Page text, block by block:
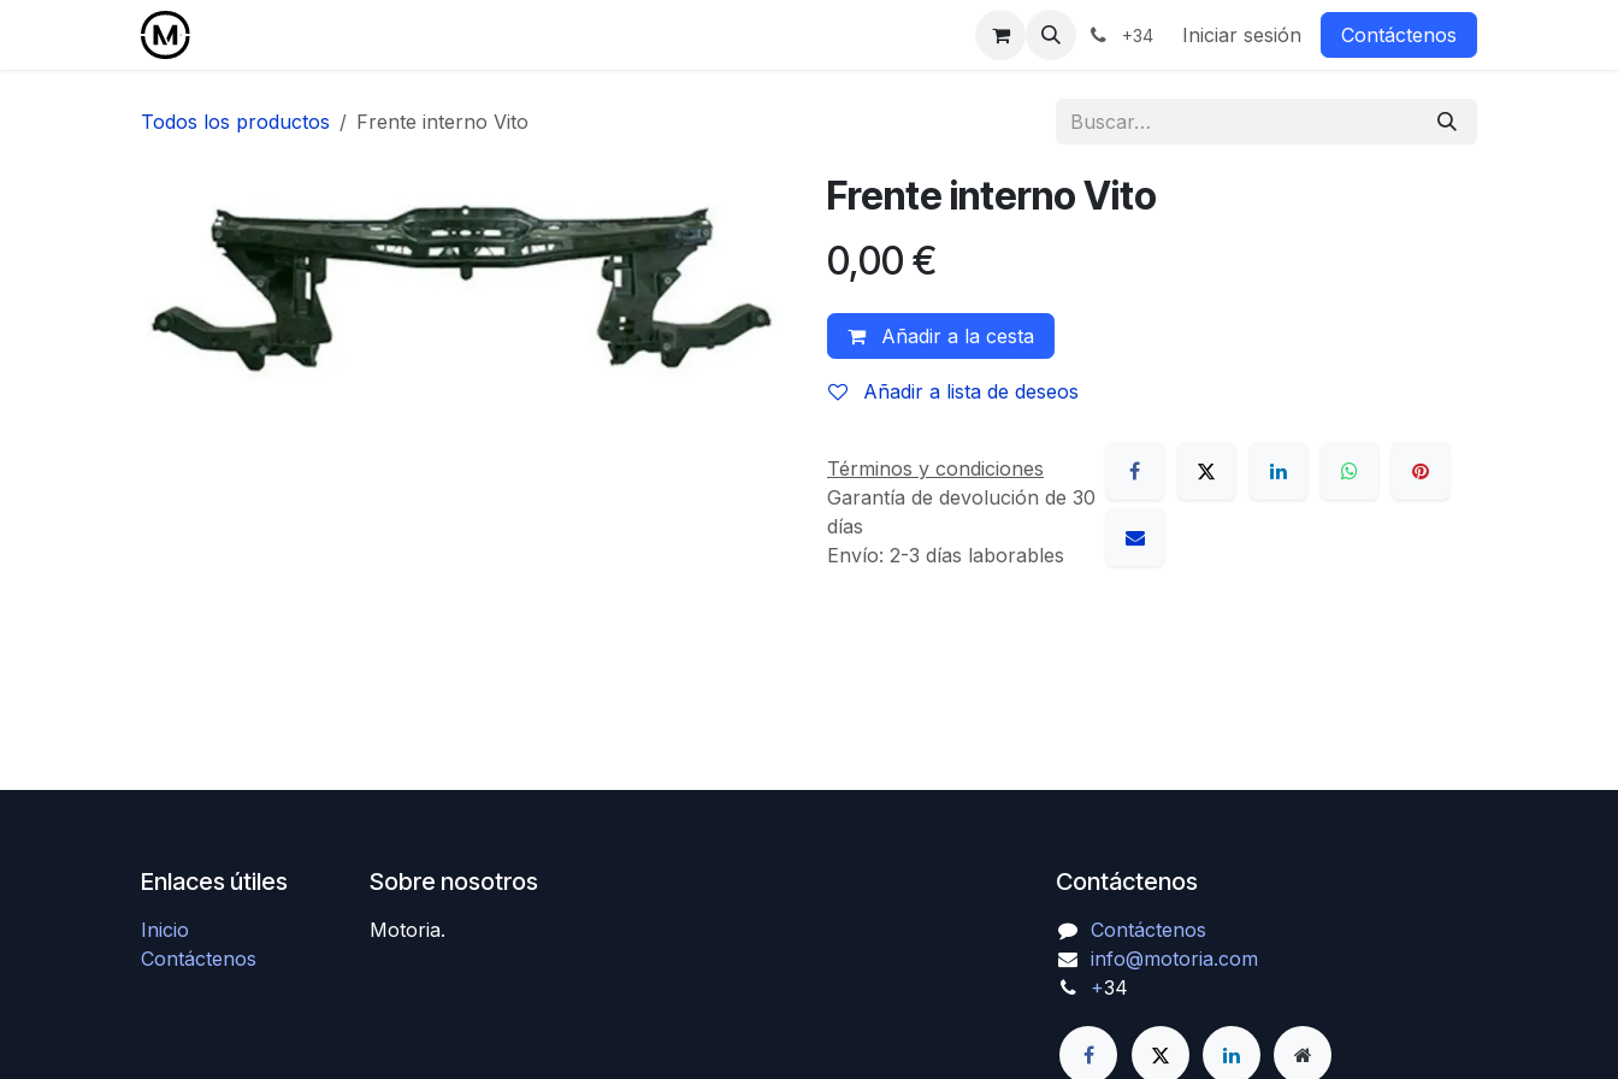
+34 Iniciar sesión Contáctenos
Todos los productos Frente interno Vito
Frente interno Vito
0,00 €
Añadir a la cesta
Añadir a lista de deseos
Términos y condiciones
Garantía de devolución de 30
días
Envío: 2-3 días laborables
Enlaces útiles
Inicio
Contáctenos
Sobre nosotros
Motoria.
Contáctenos
Contáctenos
info@motoria.com
+34